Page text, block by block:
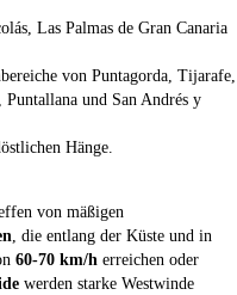
Las Palmas de Gran Canaria
von Puntagorda, Tijarafe,
und San Andrés y
Hänge.
von mäßigen
, die entlang der Küste und in
60-70 km/h erreichen oder
werden starke Westwinde